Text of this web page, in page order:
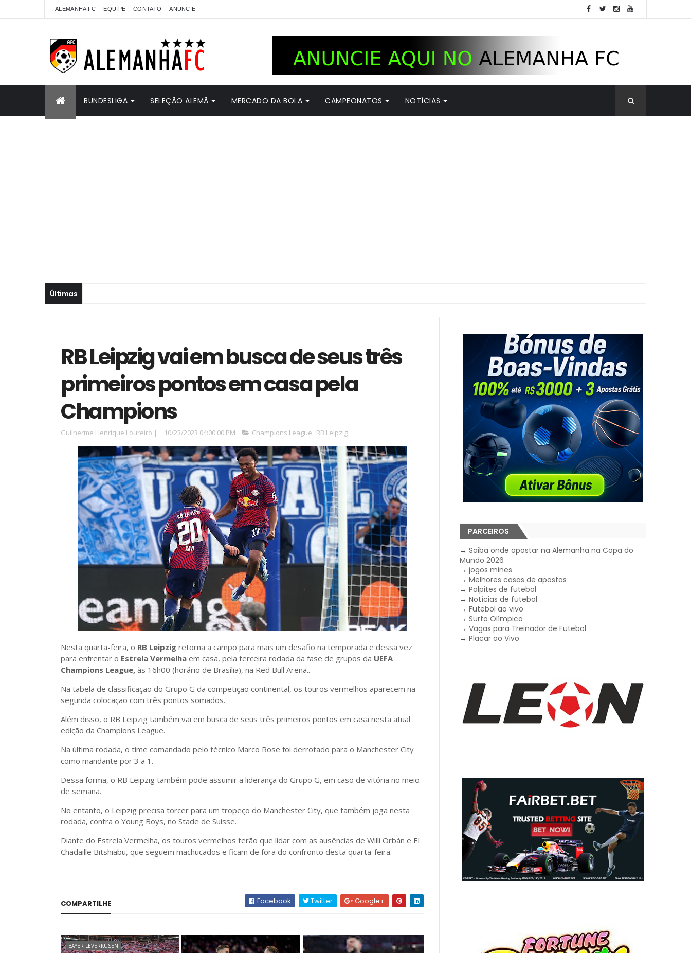
ALEMANHA FC EQUIPE CONTATO ANUNCIE
BUNDESLIGA SELEÇÃO ALEMÃ MERCADO DA BOLA CAMPEONATOS NOTÍCIAS
Últimas
RB Leipzig vai em busca de seus três
primeiros pontos em casa pela
Champions
Guilherme Henrique Loureiro | 10/23/2023 04:00:00 PM Champions League, RB Leipzig
Nesta quarta-feira, o RB Leipzig retorna a campo para mais um desafio na temporada e dessa vez
para enfrentar o Estrela Vermelha em casa, pela terceira rodada da fase de grupos da UEFA
Champions League, às 16h00 (horário de Brasília), na Red Bull Arena..
Na tabela de classificação do Grupo G da competição continental, os touros vermelhos aparecem na
segunda colocação com três pontos somados.
Além disso, o RB Leipzig também vai em busca de seus três primeiros pontos em casa nesta atual
edição da Champions League.
Na última rodada, o time comandado pelo técnico Marco Rose foi derrotado para o Manchester City
como mandante por 3 a 1.
Dessa forma, o RB Leipzig também pode assumir a liderança do Grupo G, em caso de vitória no meio
de semana.
No entanto, o Leipzig precisa torcer para um tropeço do Manchester City, que também joga nesta
rodada, contra o Young Boys, no Stade de Suisse.
Diante do Estrela Vermelha, os touros vermelhos terão que lidar com as ausências de Willi Orbán e El
Chadaille Bitshiabu, que seguem machucados e ficam de fora do confronto desta quarta-feira.
COMPARTILHE Facebook Twitter Google+
BAYER LEVERKUSEN
PARCEIROS
→Saiba onde apostar na Alemanha na Copa do
Mundo 2026
→jogos mines
→Melhores casas de apostas
→Palpites de futebol
→Notícias de futebol
→Futebol ao vivo
→Surto Olímpico
→Vagas para Treinador de Futebol
→Placar ao Vivo